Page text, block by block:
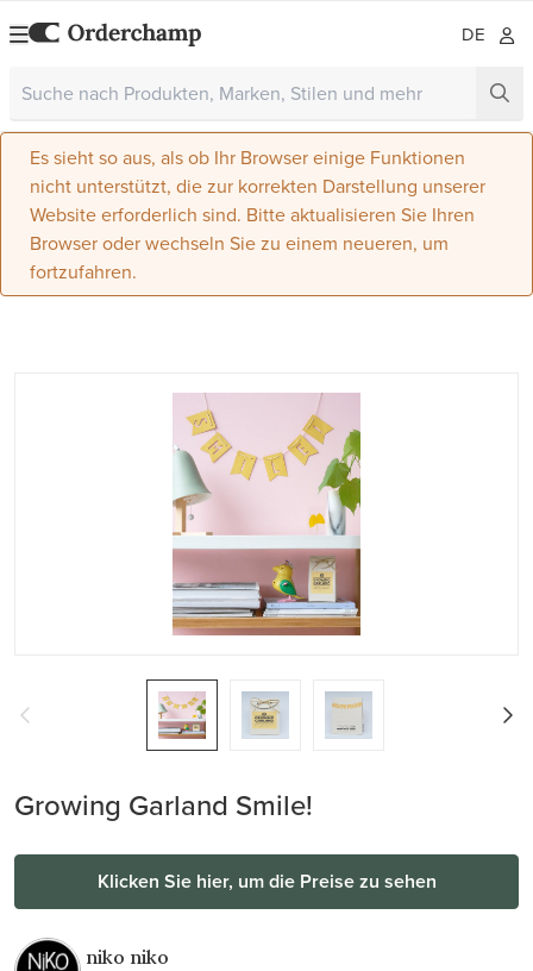
DE
Es sieht so aus, als ob Ihr Browser einige Funktionen
nicht unterstützt, die zur korrekten Darstellung unserer
Website erforderlich sind. Bitte aktualisieren Sie Ihren
Browser oder wechseln Sie zu einem neueren, um
fortzufahren.
Growing Garland Smile!
Klicken Sie hier, um die Preise zu sehen
niko niko